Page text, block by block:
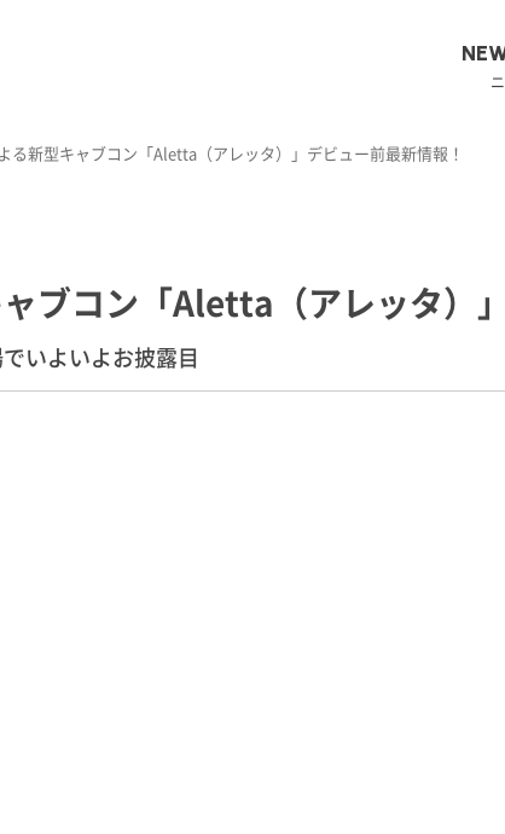
る新型キャブコン「Aletta（アレッタ）」デビュー前最新情報！
ブコン「Aletta（アレッタ）
いよいよお披露目